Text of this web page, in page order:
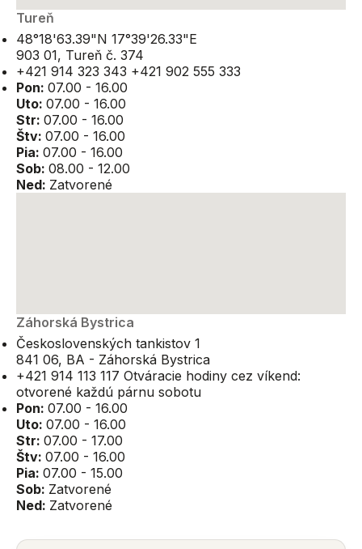
Tureň
48°18'63.39"N 17°39'26.33"E
903 01, Tureň č. 374
+421 914 323 343 +421 902 555 333
Pon: 07.00 - 16.00
Uto: 07.00 - 16.00
Str: 07.00 - 16.00
Štv: 07.00 - 16.00
Pia: 07.00 - 16.00
Sob: 08.00 - 12.00
Ned: Zatvorené
Záhorská Bystrica
Československých tankistov 1
841 06, BA - Záhorská Bystrica
+421 914 113 117 Otváracie hodiny cez víkend:
otvorené každú párnu sobotu
Pon: 07.00 - 16.00
Uto: 07.00 - 16.00
Str: 07.00 - 17.00
Štv: 07.00 - 16.00
Pia: 07.00 - 15.00
Sob: Zatvorené
Ned: Zatvorené